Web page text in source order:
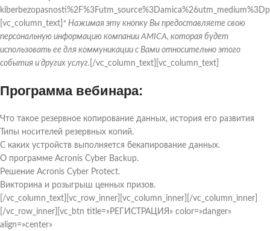
[vc_column_text] * Нажимая эту кнопку Вы предоставляете свою
персональную информацию компании AMICA, которая будет
использовать ее для коммуникации с Вами относительно этого
события и других услуг. [/vc_column_text][vc_column_text]
Программа вебинара:
Что такое резервное копирование данных, история его развития
Типы носителей резервных копий.
С каких устройств выполняется бекапирование данных.
О программе Acronis Cyber Backup.
Решение Acronis Cyber Protect.
Викторина и розыгрыш ценных призов.
[/vc_column_text][vc_row_inner][vc_column_inner][/vc_column_inner]
[/vc_row_inner][vc_btn title=»РЕГИСТРАЦИЯ» color=»danger»
align=»center»